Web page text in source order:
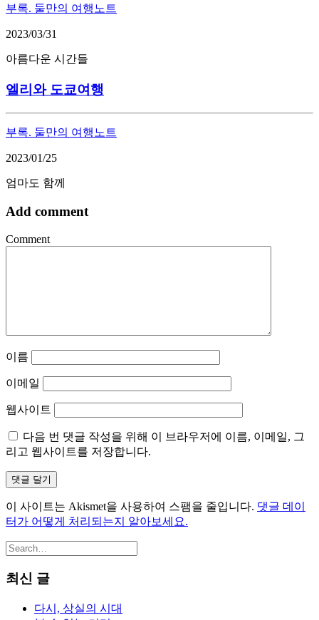
부록. 둘만의 여행노트
2023/03/31
아름다운 시간들
엘리와 도쿄여행
부록. 둘만의 여행노트
2023/01/25
엄마도 함께
Add comment
Comment
이름
이메일
웹사이트
다음 번 댓글 작성을 위해 이 브라우저에 이름, 이메일, 그
리고 웹사이트를 저장합니다.
이 사이트는 Akismet을 사용하여 스팸을 줄입니다. 댓글 데이
터가 어떻게 처리되는지 알아보세요.
최신 글
다시, 상실의 시대